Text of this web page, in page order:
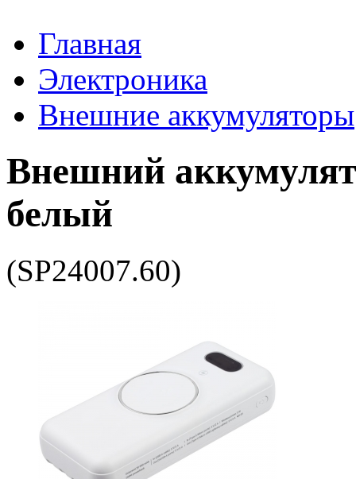
Главная
Электроника
Внешние аккумуляторы
Внешний
белый
(SP24007.60)